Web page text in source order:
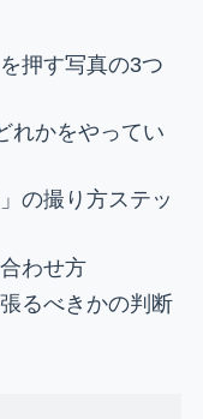
押す写真の3つ
れかをやってい
の撮り方ステッ
わせ方
るべきかの判断